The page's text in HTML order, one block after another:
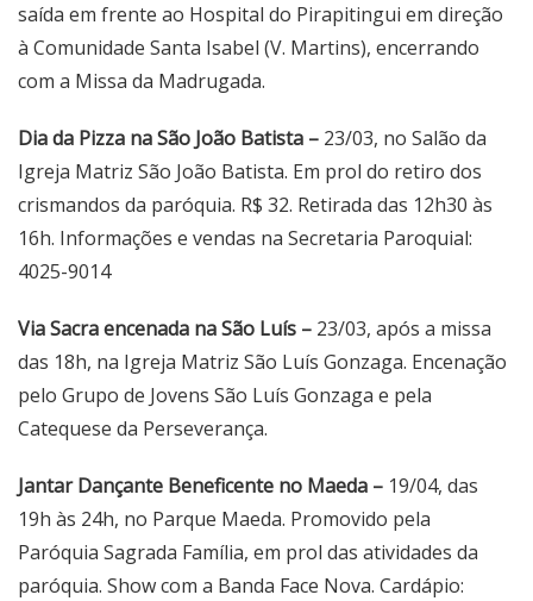
saída em frente ao Hospital do Pirapitingui em direção
à Comunidade Santa Isabel (V. Martins), encerrando
com a Missa da Madrugada.
Dia da Pizza na São João Batista – 23/03, no Salão da
Igreja Matriz São João Batista. Em prol do retiro dos
crismandos da paróquia. R$ 32. Retirada das 12h30 às
16h. Informações e vendas na Secretaria Paroquial:
4025-9014
Via Sacra encenada na São Luís – 23/03, após a missa
das 18h, na Igreja Matriz São Luís Gonzaga. Encenação
pelo Grupo de Jovens São Luís Gonzaga e pela
Catequese da Perseverança.
Jantar Dançante Beneficente no Maeda – 19/04, das
19h às 24h, no Parque Maeda. Promovido pela
Paróquia Sagrada Família, em prol das atividades da
paróquia. Show com a Banda Face Nova. Cardápio: